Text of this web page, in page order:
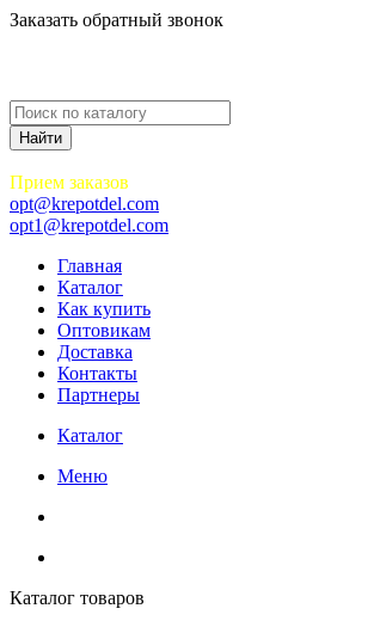
Заказать обратный звонок
Прием заказов
opt@krepotdel.com
opt1@krepotdel.com
Главная
Каталог
Как купить
Оптовикам
Доставка
Контакты
Партнеры
Каталог
Меню
Каталог товаров